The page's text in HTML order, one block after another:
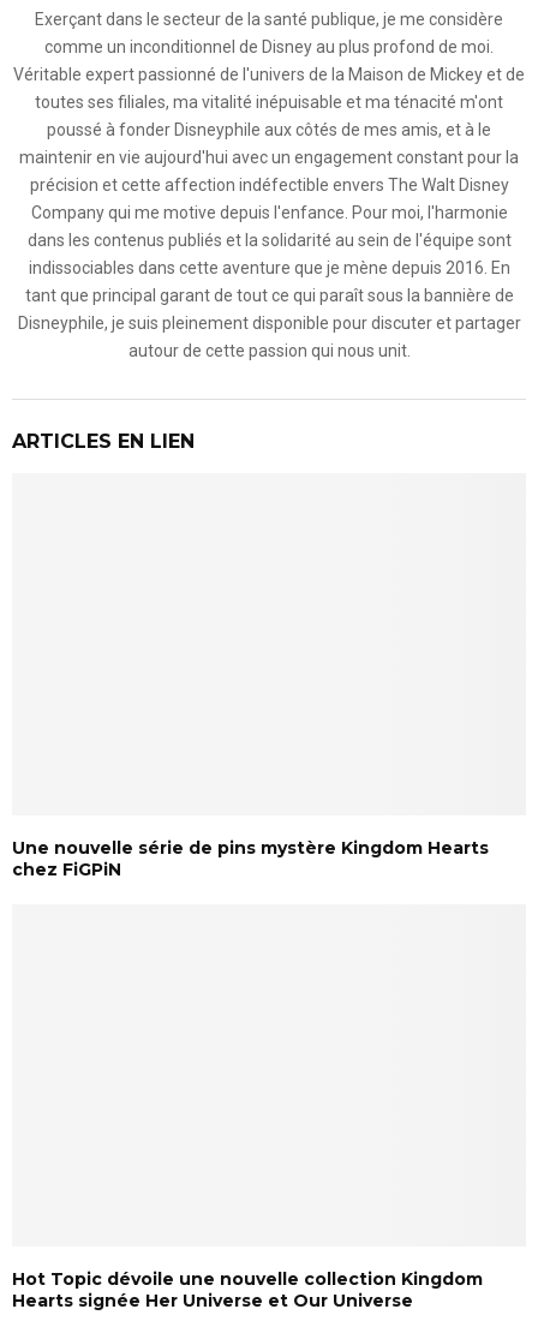
Exerçant dans le secteur de la santé publique, je me considère
comme un inconditionnel de Disney au plus profond de moi.
Véritable expert passionné de l'univers de la Maison de Mickey et de
toutes ses filiales, ma vitalité inépuisable et ma ténacité m'ont
poussé à fonder Disneyphile aux côtés de mes amis, et à le
maintenir en vie aujourd'hui avec un engagement constant pour la
précision et cette affection indéfectible envers The Walt Disney
Company qui me motive depuis l'enfance. Pour moi, l'harmonie
dans les contenus publiés et la solidarité au sein de l'équipe sont
indissociables dans cette aventure que je mène depuis 2016. En
tant que principal garant de tout ce qui paraît sous la bannière de
Disneyphile, je suis pleinement disponible pour discuter et partager
autour de cette passion qui nous unit.
ARTICLES EN LIEN
Une nouvelle série de pins mystère Kingdom Hearts
chez FiGPiN
Hot Topic dévoile une nouvelle collection Kingdom
Hearts signée Her Universe et Our Universe